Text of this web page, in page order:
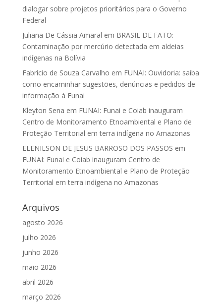
dialogar sobre projetos prioritários para o Governo
Federal
Juliana De Cássia Amaral em BRASIL DE FATO:
Contaminação por mercúrio detectada em aldeias
indígenas na Bolívia
Fabrício de Souza Carvalho em FUNAI: Ouvidoria: saiba
como encaminhar sugestões, denúncias e pedidos de
informação à Funai
Kleyton Sena em FUNAI: Funai e Coiab inauguram
Centro de Monitoramento Etnoambiental e Plano de
Proteção Territorial em terra indígena no Amazonas
ELENILSON DE JESUS BARROSO DOS PASSOS em
FUNAI: Funai e Coiab inauguram Centro de
Monitoramento Etnoambiental e Plano de Proteção
Territorial em terra indígena no Amazonas
Arquivos
agosto 2026
julho 2026
junho 2026
maio 2026
abril 2026
março 2026